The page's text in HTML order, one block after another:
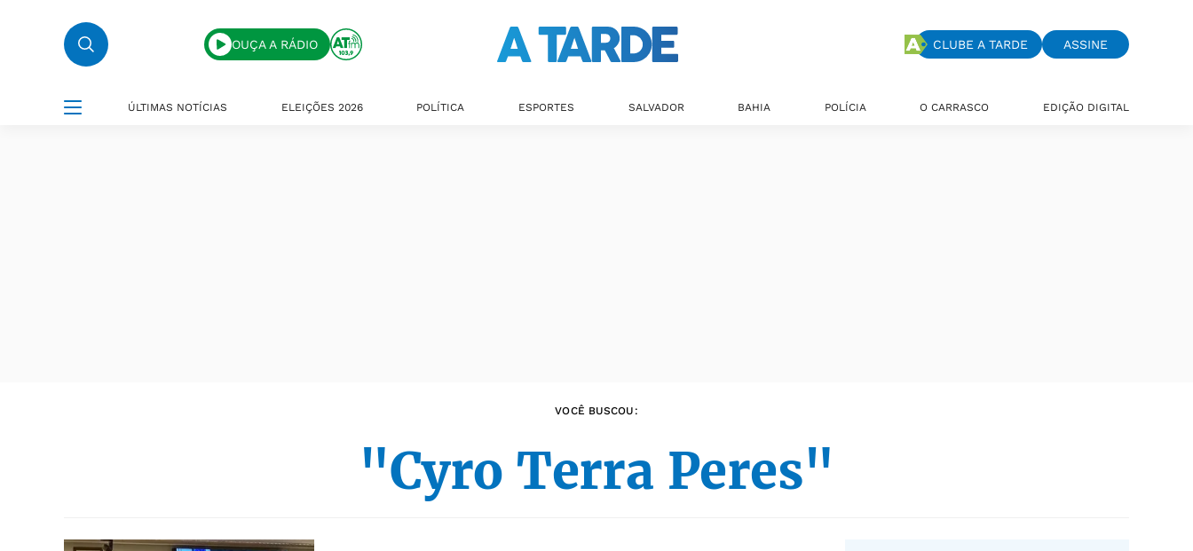
OUÇA A RÁDIO CLUBE A TARDE ASSINE
ÚLTIMAS NOTÍCIAS ELEIÇÕES 2026 POLÍTICA ESPORTES SALVADOR BAHIA POLÍCIA O CARRASCO EDIÇÃO DIGITAL
VOCÊ BUSCOU:
"Cyro Terra Peres"